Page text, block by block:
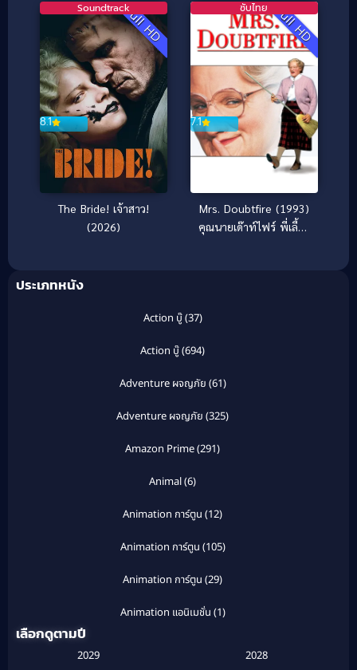
Full HD
8.1
Soundtrack
The Bride! เจ้าสาว!
(2026)
Full HD
7.1
ซับไทย
Mrs. Doubtfire (1993)
คุณนายเด๊าท์ไฟร์ พี่เลี้ยง
ประเภทหนัง
Action บู๊(37)
Action บู๊(694)
Adventure ผจญภัย (61)
Adventure ผจญภัย (325)
Amazon Prime(291)
Animal(6)
Animation การ์ตูน (12)
Animation การ์ตูน (105)
Animation การ์ตูน (29)
Animation แอนิเมชั่น (1)
เลือกดูตามปี
2029
2028